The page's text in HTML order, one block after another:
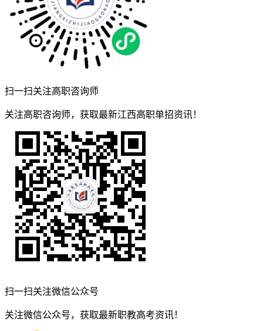
扫一扫关注高职咨询师
关注高职咨询师，获取最新江西高职单招资讯！
扫一扫关注微信公众号
关注微信公众号，获取最新职教高考资讯！